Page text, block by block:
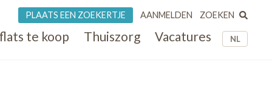
NL
te koop Thuiszorg Vacatures
PLAATS EEN ZOEKERTJE AANMELDEN ZOEKEN